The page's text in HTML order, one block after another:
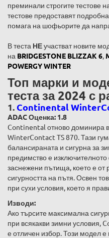
преминали строгите тестове
тестове предоставят
помага на шофьорите да
В теста НЕучастват новите
на BRIDGESTONE BLIZZAK 6,
POWERGY WINTER
Топ марки и
теста за 2024 с
1. Continental
ADAC Оценка: 1.8
Continental отново доминира
WinterContact TS 870. Тази
балансираната и сигурна за
предимство е
заснежени пътища, което е
сигурността на пътя. Освен
при сухи условия, което я
Изводи:
Ако търсите максимална
при всякакви зимни условия,
е отличен избор. Този модел е